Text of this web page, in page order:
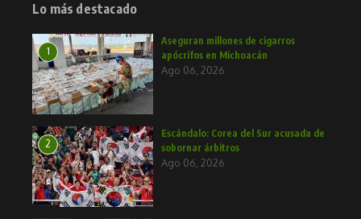
Lo más destacado
1
Aseguran millones de cigarros
apócrifos en Michoacán
Ago 06, 2026
2
Escándalo: Corea del Sur acusada de
sobornar árbitros
Ago 06, 2026